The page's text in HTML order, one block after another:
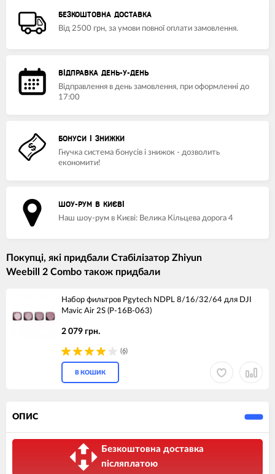
БЕЗКОШТОВНА ДОСТАВКА
Від 2500 грн, за умови повної оплати замовлення.
ВІДПРАВКА ДЕНЬ-У-ДЕНЬ
Відправлення в день замовлення, при оформленні до
17:00
БОНУСИ І ЗНИЖКИ
Гнучка система бонусів і знижок - дозволить
економити!
ШОУ-РУМ В КИЄВІ
Наш шоу-рум в Києві: Велика Кільцева дорога 4
Покупці, які придбали Cтабілізатор Zhiyun
Weebill 2 Combo також придбали
Набор фильтров Pgytech NDPL 8/16/32/64 для DJI
Mavic Air 2S (P-16B-063)
2 079 грн.
(6)
В КОШИК
ОПИС
Безкоштовна доставка
післяплатою